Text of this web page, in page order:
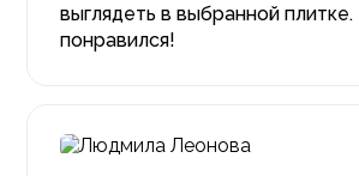
выглядеть в выбранной
понравился!